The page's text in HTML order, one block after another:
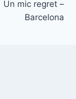
Un mic regret –
Barcelona